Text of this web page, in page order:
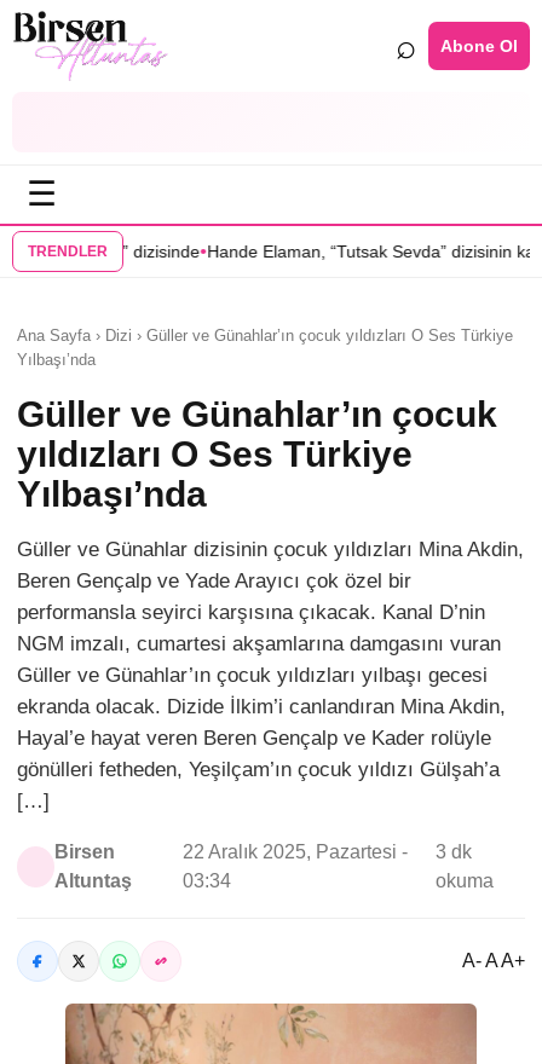
⌕ Abone Ol
☰
TRENDLER
dizisinde•Hande Elaman, “Tutsak Sevda” dizisinin kadrosunda•
Ana Sayfa › Dizi › Güller ve Günahlar’ın çocuk yıldızları O Ses Türkiye
Yılbaşı’nda
Güller ve Günahlar’ın çocuk
yıldızları O Ses Türkiye
Yılbaşı’nda
Güller ve Günahlar dizisinin çocuk yıldızları Mina Akdin,
Beren Gençalp ve Yade Arayıcı çok özel bir
performansla seyirci karşısına çıkacak. Kanal D’nin
NGM imzalı, cumartesi akşamlarına damgasını vuran
Güller ve Günahlar’ın çocuk yıldızları yılbaşı gecesi
ekranda olacak. Dizide İlkim’i canlandıran Mina Akdin,
Hayal’e hayat veren Beren Gençalp ve Kader rolüyle
gönülleri fetheden, Yeşilçam’ın çocuk yıldızı Gülşah’a
[…]
Birsen
Altuntaş
22 Aralık 2025, Pazartesi -
03:34
3 dk
okuma
A- A A+